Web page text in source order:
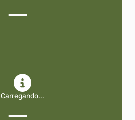
Carregando...